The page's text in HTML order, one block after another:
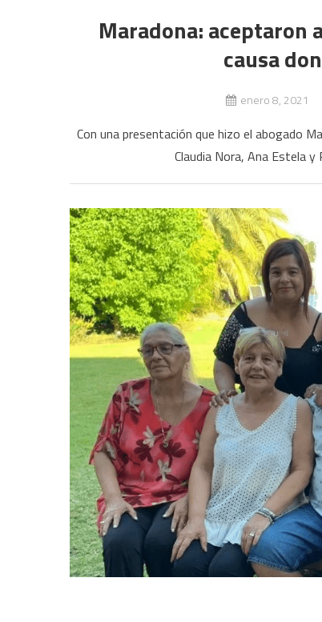
Maradona: aceptaron
causa
enero 8, 2021
Con una presentación que hizo el abogado
Claudia Nora, Ana Estela